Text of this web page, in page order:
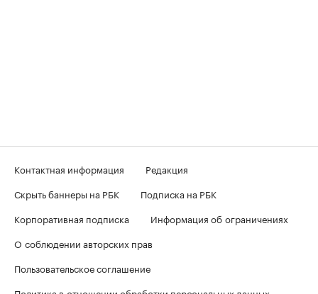
Контактная информация
Редакция
Скрыть баннеры на РБК
Подписка на РБК
Корпоративная подписка
Информация об ограничениях
О соблюдении авторских прав
Пользовательское соглашение